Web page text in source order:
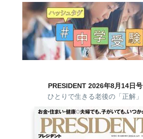
PRESIDENT 2026年8月14日号
ひとりで生きる老後の「正解」